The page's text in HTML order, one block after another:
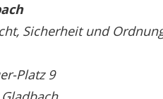
Sicherheit und
Platz 9